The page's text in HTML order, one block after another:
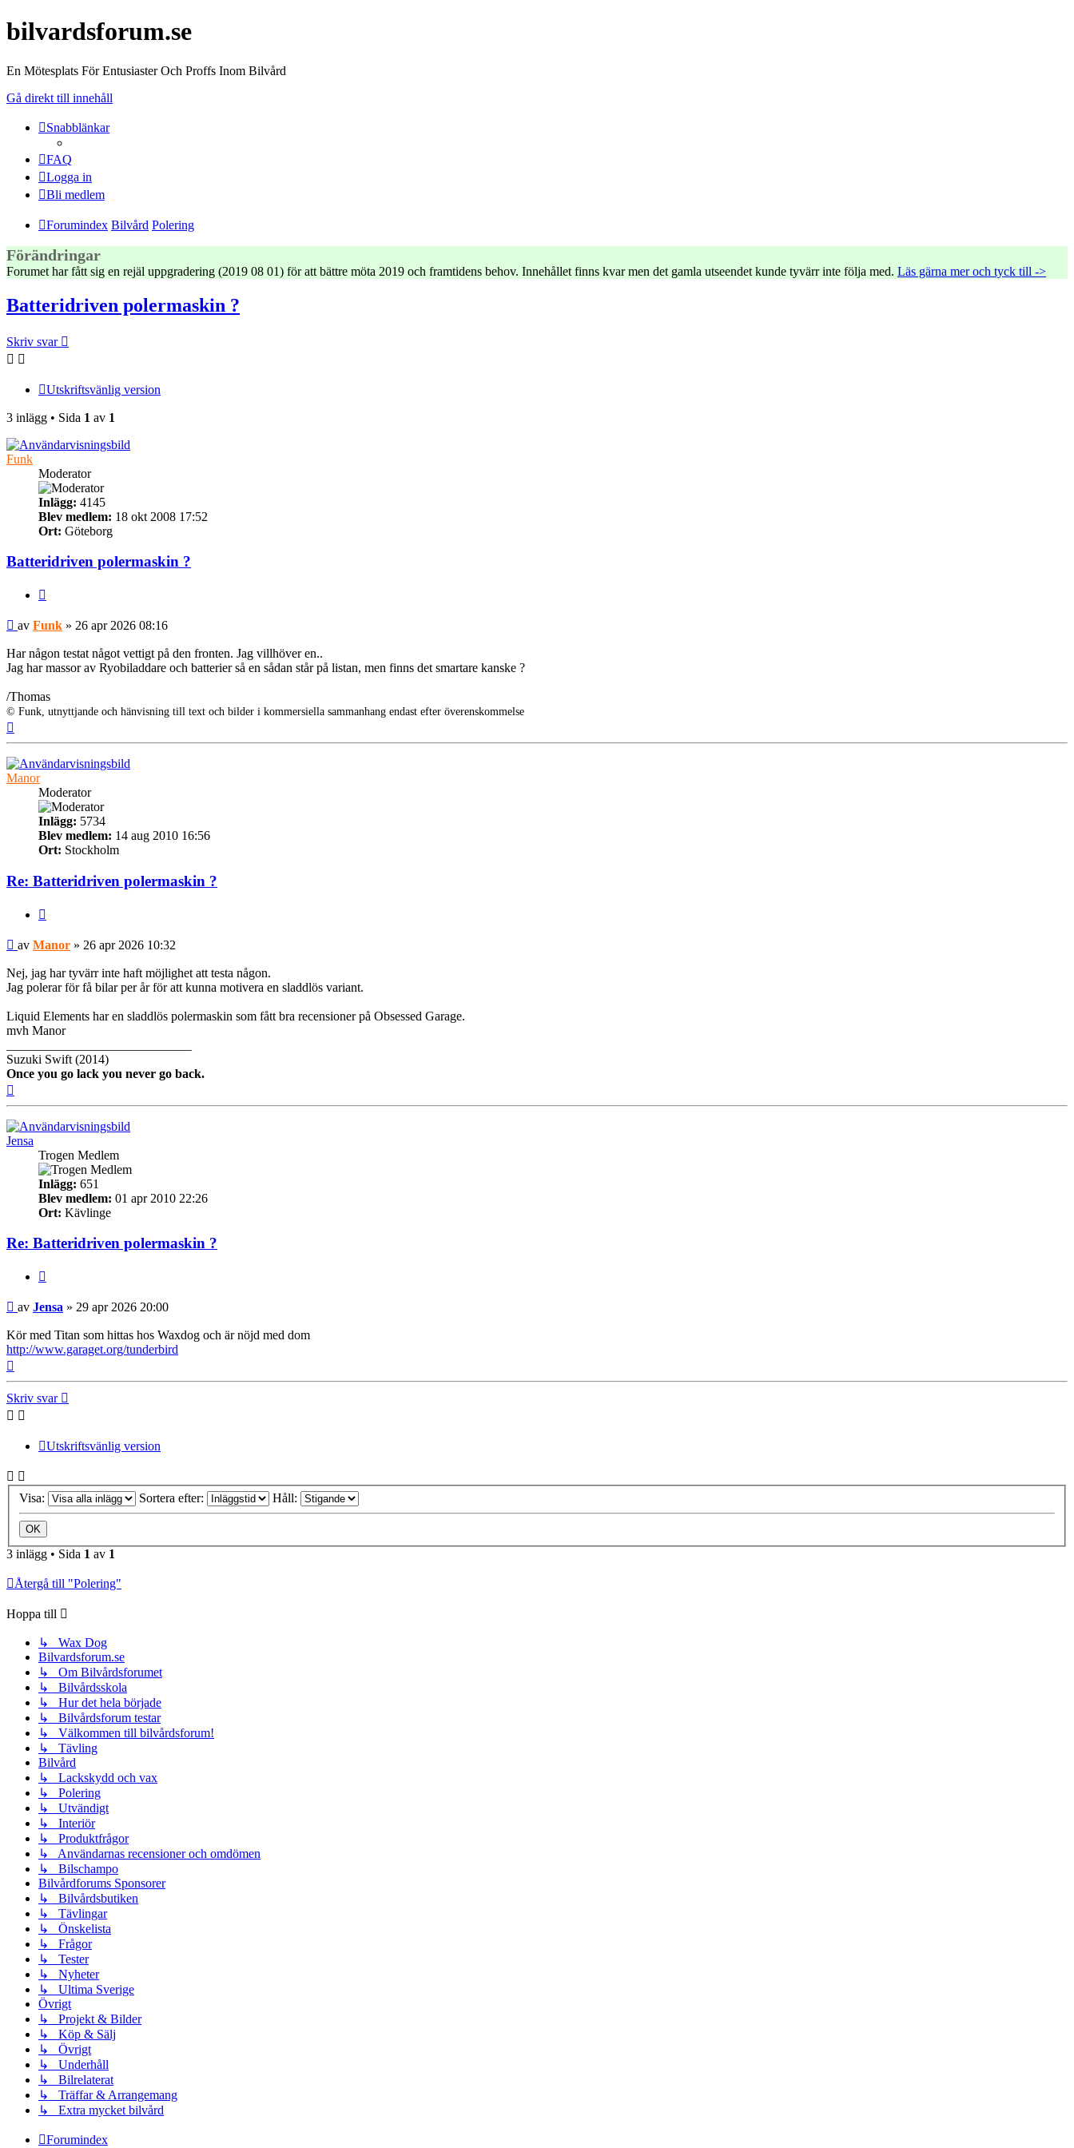
bilvardsforum.se
En Mötesplats För Entusiaster Och Proffs Inom Bilvård
Gå direkt till innehåll
Snabblänkar
FAQ
Logga in
Bli medlem
Forumindex Bilvård Polering
Förändringar
Forumet har fått sig en rejäl uppgradering (2019 08 01) för att bättre möta 2019 och framtidens behov. Innehållet finns kvar men det gamla utseendet kunde tyvärr inte följa med. Läs gärna mer och tyck till ->
Batteridriven polermaskin ?
Skriv svar
Utskriftsvänlig version
3 inlägg • Sida 1 av 1
Funk
Moderator
Inlägg: 4145
Blev medlem: 18 okt 2008 17:52
Ort: Göteborg
Batteridriven polermaskin ?
Inlägg
av Funk » 26 apr 2026 08:16
Har någon testat något vettigt på den fronten. Jag villhöver en..
Jag har massor av Ryobiladdare och batterier så en sådan står på listan, men finns det smartare kanske ?
/Thomas
© Funk, utnyttjande och hänvisning till text och bilder i kommersiella sammanhang endast efter överenskommelse
Manor
Moderator
Inlägg: 5734
Blev medlem: 14 aug 2010 16:56
Ort: Stockholm
Re: Batteridriven polermaskin ?
Inlägg
av Manor » 26 apr 2026 10:32
Nej, jag har tyvärr inte haft möjlighet att testa någon.
Jag polerar för få bilar per år för att kunna motivera en sladdlös variant.
Liquid Elements har en sladdlös polermaskin som fått bra recensioner på Obsessed Garage.
mvh Manor
Suzuki Swift (2014)
Once you go lack you never go back.
Jensa
Trogen Medlem
Inlägg: 651
Blev medlem: 01 apr 2010 22:26
Ort: Kävlinge
Re: Batteridriven polermaskin ?
Inlägg
av Jensa » 29 apr 2026 20:00
Kör med Titan som hittas hos Waxdog och är nöjd med dom
http://www.garaget.org/tunderbird
Skriv svar
Utskriftsvänlig version
Visa: Sortera efter: Håll:
3 inlägg • Sida 1 av 1
Återgå till "Polering"
Hoppa till
↳ Wax Dog
Bilvardsforum.se
↳ Om Bilvårdsforumet
↳ Bilvårdsskola
↳ Hur det hela började
↳ Bilvårdsforum testar
↳ Välkommen till bilvårdsforum!
↳ Tävling
Bilvård
↳ Lackskydd och vax
↳ Polering
↳ Utvändigt
↳ Interiör
↳ Produktfrågor
↳ Användarnas recensioner och omdömen
↳ Bilschampo
Bilvårdforums Sponsorer
↳ Bilvårdsbutiken
↳ Tävlingar
↳ Önskelista
↳ Frågor
↳ Tester
↳ Nyheter
↳ Ultima Sverige
Övrigt
↳ Projekt & Bilder
↳ Köp & Sälj
↳ Övrigt
↳ Underhåll
↳ Bilrelaterat
↳ Träffar & Arrangemang
↳ Extra mycket bilvård
Forumindex